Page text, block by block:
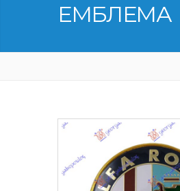
ЕМБЛЕМА